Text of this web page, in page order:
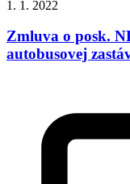
1. 1. 2022
Zmluva o posk.
autobusovej